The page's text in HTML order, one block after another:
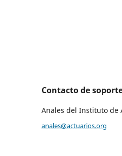
Contacto de
Anales del Instituto de
anales@actuarios.org